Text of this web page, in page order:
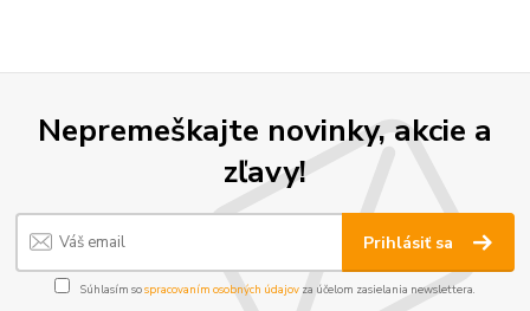
Nepremeškajte novinky, akcie a
zľavy!
Prihlásiť sa
Súhlasím sospracovaním osobných údajov za účelom zasielania newslettera.